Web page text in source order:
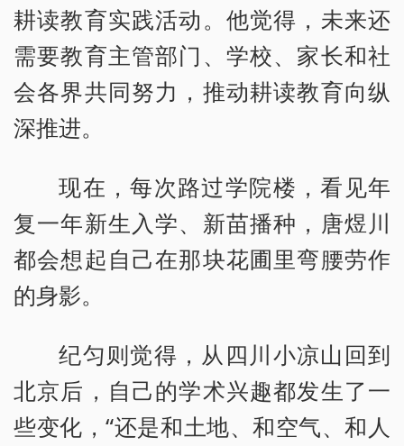
耕读教育实践活动。他觉得，未来还
需要教育主管部门、学校、家长和社
会各界共同努力，推动耕读教育向纵
深推进。
现在，每次路过学院楼，看见年
复一年新生入学、新苗播种，唐煜川
都会想起自己在那块花圃里弯腰劳作
的身影。
纪匀则觉得，从四川小凉山回到
北京后，自己的学术兴趣都发生了一
些变化，“还是和土地、和空气、和人